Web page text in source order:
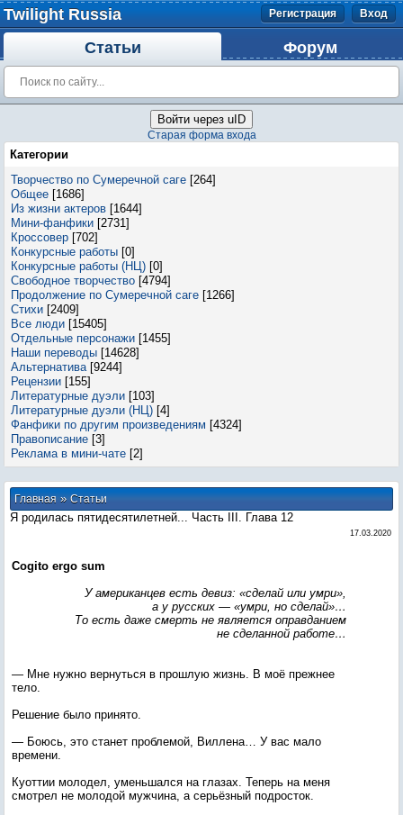
Twilight Russia Регистрация Вход
Статьи Форум
Войти через uID
Старая форма входа
Категории
Творчество по Сумеречной саге [264]
Общее [1686]
Из жизни актеров [1644]
Мини-фанфики [2731]
Кроссовер [702]
Конкурсные работы [0]
Конкурсные работы (НЦ) [0]
Свободное творчество [4794]
Продолжение по Сумеречной саге [1266]
Стихи [2409]
Все люди [15405]
Отдельные персонажи [1455]
Наши переводы [14628]
Альтернатива [9244]
Рецензии [155]
Литературные дуэли [103]
Литературные дуэли (НЦ) [4]
Фанфики по другим произведениям [4324]
Правописание [3]
Реклама в мини-чате [2]
Главная»Статьи
Я родилась пятидесятилетней... Часть III. Глава 12
17.03.2020
Cogito ergo sum
У американцев есть девиз: «сделай или умри»,
а у русских — «умри, но сделай»…
То есть даже смерть не является оправданием
не сделанной работе…
— Мне нужно вернуться в прошлую жизнь. В моё прежнее
тело.
Решение было принято.
— Боюсь, это станет проблемой, Виллена… У вас мало
времени.
Куоттии молодел, уменьшался на глазах. Теперь на меня
смотрел не молодой мужчина, а серьёзный подросток.